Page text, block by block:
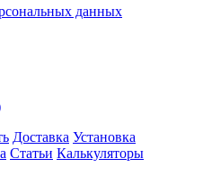
данных
Доставка Установка
Статьи Калькуляторы